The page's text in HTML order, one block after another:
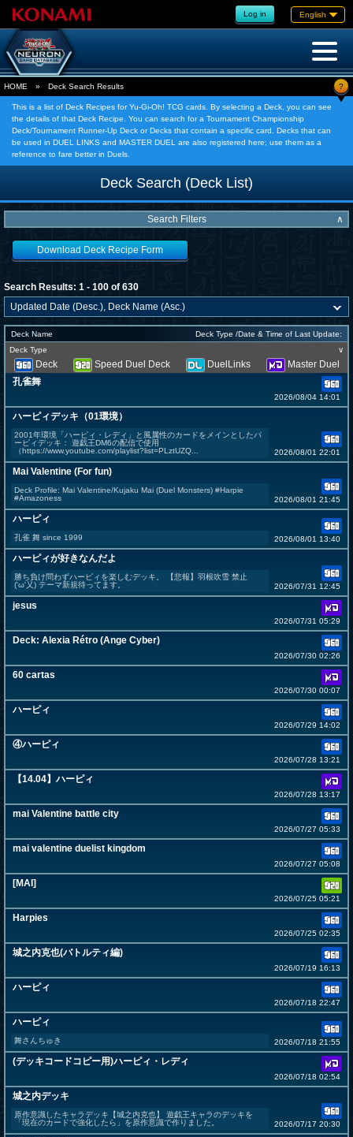
Log in English
HOME » Deck Search Results ?
This is a list of Deck Recipes for Yu-Gi-Oh! TCG cards. By selecting a Deck, you can see
the details of that Deck Recipe. You can search for a Tournament Championship
Deck/Tournament Runner-Up Deck or Decks that contain a specific card. Decks that can
be used in DUEL LINKS and MASTER DUEL are also registered here; use them as a
reference to fare better in Duels.
Deck Search (Deck List)
Search Filters ∧
Download Deck Recipe Form
Search Results: 1 - 100 of 630
Deck Name
Deck Type /Date & Time of Last Update:
Deck Type
∨
Deck Speed Duel Deck DuelLinks
Master Duel
孔雀舞
2026/08/04 14:01
ハーピィデッキ（01環境）
2001年環境「ハーピィ・レディ」と風属性のカードをメインとしたパ
ーピィデッキ： 遊戯王DM6の配信で使用
（https://www.youtube.com/playlist?list=PLztUZQ...
2026/08/01 22:01
Mai Valentine (For fun)
Deck Profile: Mai Valentine/Kujaku Mai (Duel Monsters) #Harpie
#Amazoness
2026/08/01 21:45
ハーピィ
孔雀 舞 since 1999 2026/08/01 13:40
ハーピィが好きなんだよ
勝ち負け問わずハーピィを楽しむデッキ。 【悲報】羽根吹雪 禁止
('ω'乂) テーマ新規待ってます。
2026/07/31 12:45
jesus
2026/07/31 05:29
Deck: Alexia Rétro (Ange Cyber)
2026/07/30 02:26
60 cartas
2026/07/30 00:07
ハーピィ
2026/07/29 14:02
④ハーピィ
2026/07/28 13:21
【14.04】ハーピィ
2026/07/28 13:17
mai Valentine battle city
2026/07/27 05:33
mai valentine duelist kingdom
2026/07/27 05:08
[MAI]
2026/07/25 05:21
Harpies
2026/07/25 02:35
城之内克也(バトルティ編)
2026/07/19 16:13
ハーピィ
2026/07/18 22:47
ハーピィ
舞さんちゅき 2026/07/18 21:55
(デッキコードコピー用)ハーピィ・レディ
2026/07/18 02:54
城之内デッキ
原作意識したキャラデッキ【城之内克也】 遊戯王キャラのデッキを
「現在のカードで強化したら」を原作意識で作りました。
2026/07/17 20:30